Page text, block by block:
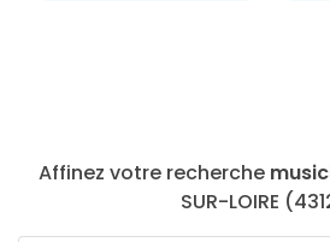
Affinez votre recherche
SUR-LOIRE